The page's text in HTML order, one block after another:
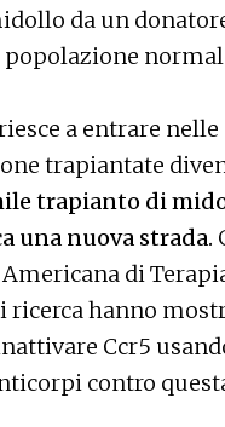
da un
popolazione
a entrare
trapiantate
trapianto di
una nuova strada.
di
ricerca hanno
Ccr5
contro